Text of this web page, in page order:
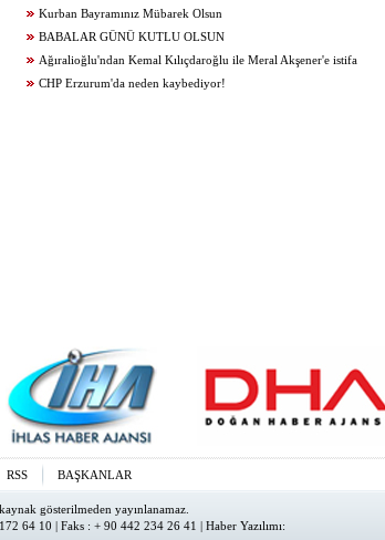
itirafıKurban Bayramınız Mübarek Olsun
BABALAR GÜNÜ KUTLU OLSUN
Ağıralioğlu'ndan Kemal Kılıçdaroğlu ile Meral Akşener'e istifa
çağrısıCHP Erzurum'da neden kaybediyor!
RSS BAŞKANLAR
gösterilmeden yayınlanamaz.
64 10 | Faks : + 90 442 234 26 41 | Haber Yazılımı: